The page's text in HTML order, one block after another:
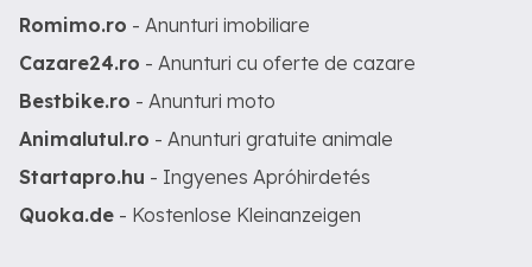
Romimo.ro - Anunturi imobiliare
Cazare24.ro - Anunturi cu oferte de cazare
Bestbike.ro - Anunturi moto
Animalutul.ro - Anunturi gratuite animale
Startapro.hu - Ingyenes Apróhirdetés
Quoka.de - Kostenlose Kleinanzeigen